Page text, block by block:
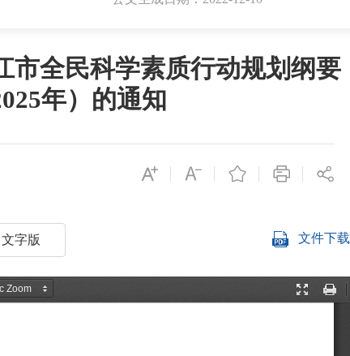
市全民科学素质行动规划纲要
年）的通知
文字版 文件下载